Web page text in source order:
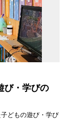
び・学びの
どもの遊び・学び